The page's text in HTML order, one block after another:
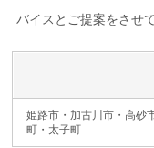
バイスとご提案をさせ
姫路市・加古川市・高砂
町・太子町